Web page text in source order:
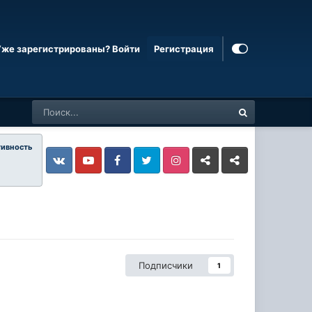
зарегистрированы? Войти Регистрация
VkontakteYouTube FacebookTwitter InstagramLivejournalOdnoklassniki
Подписчики 1